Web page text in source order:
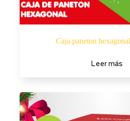
Caja paneton
Leer más